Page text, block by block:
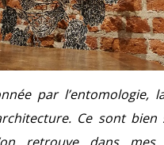
par l’entomologie,
Ce sont bien